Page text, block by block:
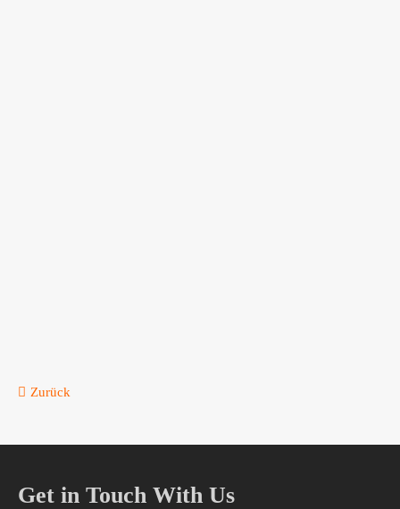
Zurück
Get in Touch With Us